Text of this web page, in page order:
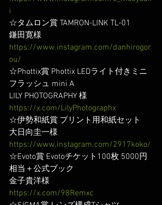
i
☆タムロン賞 TAMRON-LINK TL-01
鎌田寛様
https://www.instagram.com/danhirogor
ou/
☆Phottix賞 Phottix LEDライト付きミニ
フラッシュ mini A
LILY PHOTOGRAPHY 様
https://x.com/LilyPhotographx
☆伊勢和紙賞 プリント用和紙セット
大日向圭一様
https://www.instagram.com/2917koko/
☆Evoto賞 Evotoチケット100枚 5000円
相当＋公式ブック
金子貴洋様
https://x.com/98Remxc